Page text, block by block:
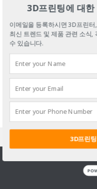
25
YES01 3D 프린터 뉴스레
을 이용하여 30_ 더 적은
더
1
3D프린팅에 대
이메일을 등록하시면 3D프린
최신 트렌드 및 제품 관련 소식,
수 있습니다.
3D프린